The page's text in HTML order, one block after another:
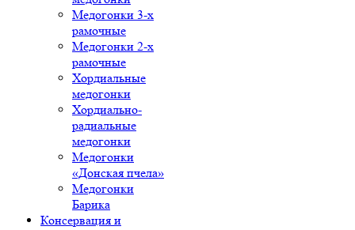
Медогонки 3-х
рамочные
Медогонки 2-х
рамочные
Хордиальные
медогонки
Хордиально-
радиальные
медогонки
Медогонки
«Донская пчела»
Медогонки
Барика
Консервация и